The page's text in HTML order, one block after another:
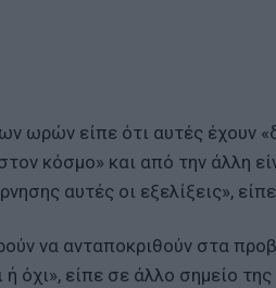
ωρών είπε ότι αυτές έχουν
κόσμο» και από την άλλη
αυτές οι εξελίξεις»,
να ανταποκριθούν στα
όχι», είπε σε άλλο σημείο